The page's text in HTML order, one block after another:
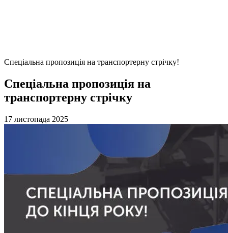
Спеціальна пропозиція на транспортерну стрічку!
Спеціальна пропозиція на
транспортерну стрічку
17 листопада 2025